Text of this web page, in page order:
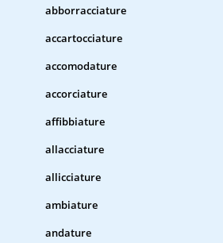
abborracciature
accartocciature
accomodature
accorciature
affibbiature
allacciature
allicciature
ambiature
andature